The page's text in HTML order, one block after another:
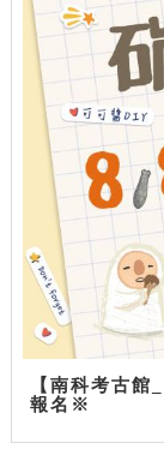
【南科考古
報名※